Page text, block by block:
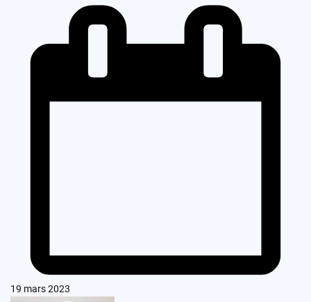
19 mars 2023